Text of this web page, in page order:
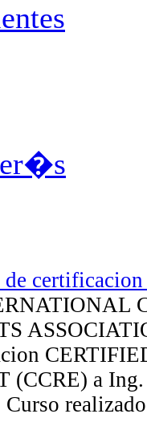
de
(CCRE) a
Curso